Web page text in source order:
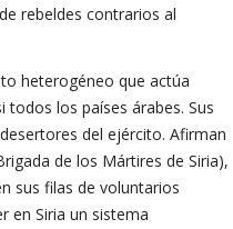
rebeldes contrarios al
heterogéneo que actúa
los países árabes. Sus
del ejército. Afirman
de los Mártires de Siria),
sus filas de voluntarios
en Siria un sistema